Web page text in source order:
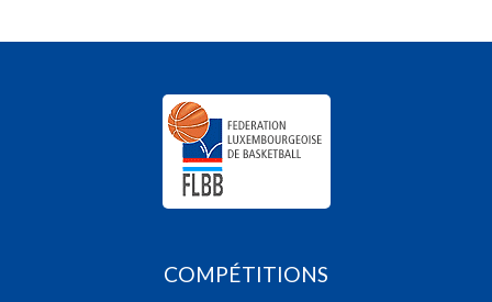
COMPÉTITIONS